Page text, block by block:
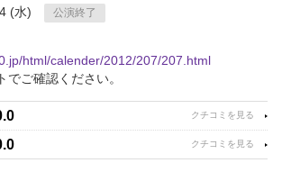
(水)
公演終了
html/calender/2012/207/207.html
ご確認ください。